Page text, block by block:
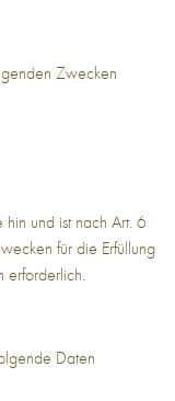
Zwecken
und ist nach Art. 6
für die Erfüllung
erforderlich.
Daten